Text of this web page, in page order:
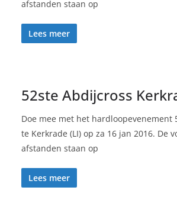
afstanden staan op
Lees meer
52ste Abdijcross
Doe mee met het hardloopevenement
te Kerkrade (LI) op za 16 jan 2016. De
afstanden staan op
Lees meer